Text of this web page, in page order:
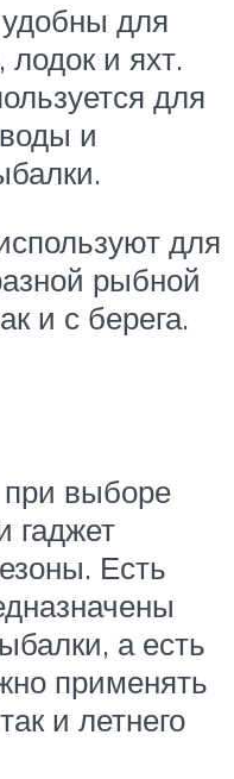
для
лодок и яхт.
для
и
для
рыбной
и с берега.
выборе
гаджет
Есть
а есть
применять
и летнего